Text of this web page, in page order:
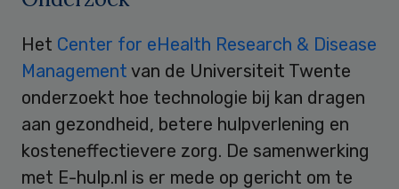
Het Center for eHealth Research & Disease
Management van de Universiteit Twente
onderzoekt hoe technologie bij kan dragen
aan gezondheid, betere hulpverlening en
kosteneffectievere zorg. De samenwerking
met E-hulp.nl is er mede op gericht om te